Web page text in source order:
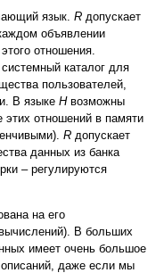
язык. R допускает
объявлении
отношения.
каталог для
пользователей,
В языке Hвозможны
отношений в памяти
R допускает
данных из банка
– регулируются
на его
В больших
имеет очень большое
даже если мы